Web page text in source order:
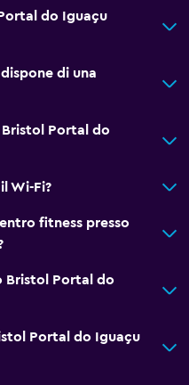
do Iguaçu
di una
Portal do
Wi-Fi?
fitness presso
Bristol Portal do
Portal do Iguaçu